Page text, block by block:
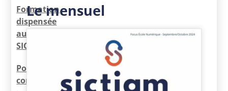
Formation
dispensée
au
SICTIAM
Population
concernée
Le mensuel